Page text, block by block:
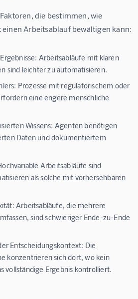
die bestimmen, wie
Arbeitsablauf bewältigen kann:
Arbeitsabläufe mit klaren
sind leichter zu automatisieren.
Prozesse mit regulatorischem oder
eine engere menschliche
Wissens: Agenten benötigen
Daten und dokumentiertem
Arbeitsabläufe sind
als solche mit vorhersehbaren
Arbeitsabläufe, die mehrere
sind schwieriger Ende-zu-Ende
Entscheidungskontext: Die
konzentrieren sich dort, wo kein
vollständige Ergebnis kontrolliert.